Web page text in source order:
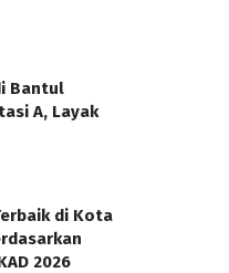
Bantul
A, Layak
di Kota
2026